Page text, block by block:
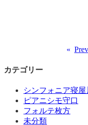
« Prev
カテゴリー
シンフォニア寝屋
ピアニシモ守口
フォルテ枚方
未分類